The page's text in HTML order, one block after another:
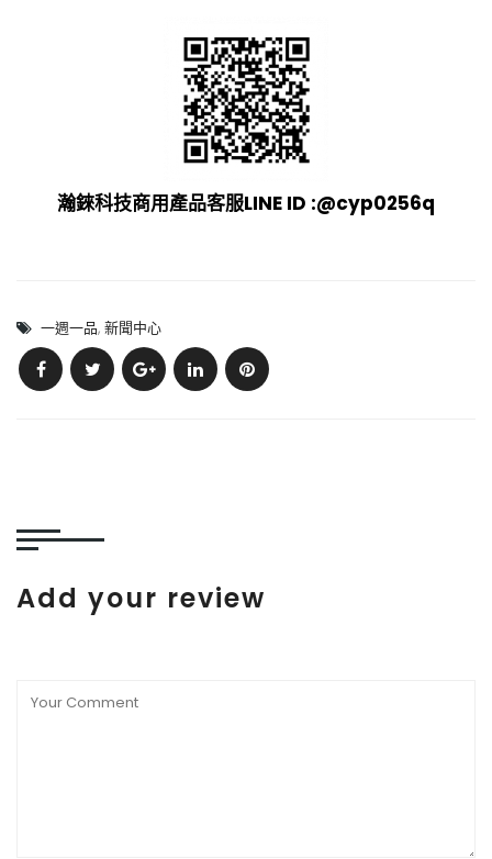
瀚錸科技商用產品客服LINE ID :@cyp0256q
一週一品, 新聞中心
Add your review